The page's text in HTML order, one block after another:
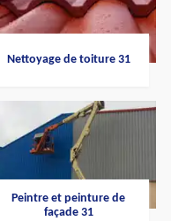
Nettoyage de toiture 31
Peintre et peinture de
façade 31